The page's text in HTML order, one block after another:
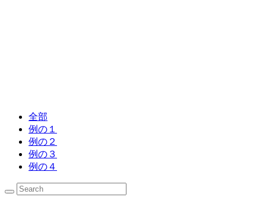
全部
例の１
例の２
例の３
例の４